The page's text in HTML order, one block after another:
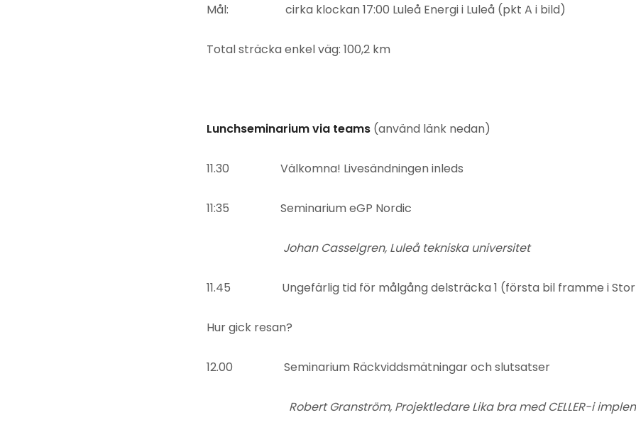
Mål: cirka klockan 17:00 Luleå Energi i Luleå (pkt A i bild)
Total sträcka enkel väg: 100,2 km
Lunchseminarium via teams (använd länk nedan)
11.30 Välkomna! Livesändningen inleds
11:35 Seminarium eGP Nordic
Johan Casselgren, Luleå tekniska universitet
11.45 Ungefärlig tid för målgång delsträcka 1 (första bil framme i
Hur gick resan?
12.00 Seminarium Räckviddsmätningar och slutsatser
Robert Granström, Projektledare Lika bra med CELLER-i